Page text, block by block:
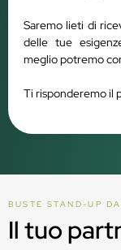
Saremo lieti di
delle tue
meglio potremo
Ti risponderemo il
BUSTE STAND-UP
Il tuo